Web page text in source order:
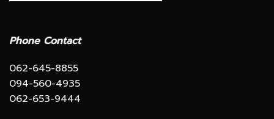
Phone Contact
062-645-8855
094-560-4935
062-653-9444